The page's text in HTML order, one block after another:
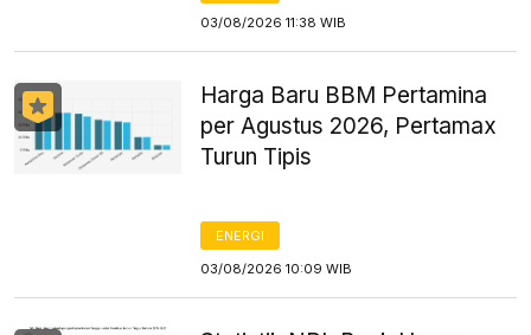
03/08/2026 11:38 WIB
Harga Baru BBM Pertamina
per Agustus 2026, Pertamax
Turun Tipis
ENERGI
03/08/2026 10:09 WIB